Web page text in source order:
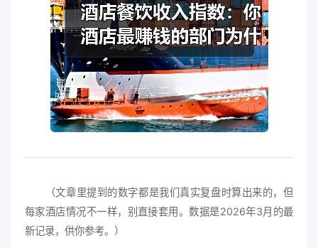
（文章里提到的数字都是我们真实复盘时算出来的，但
每家酒店情况不一样，别直接套用。数据是2026年3月的最
新记录，供你参考。）